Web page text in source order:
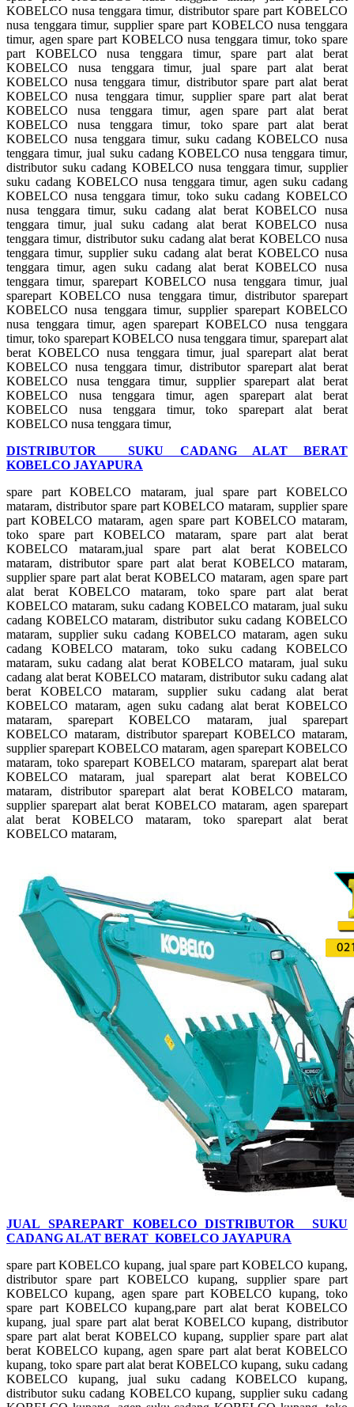
KOBELCO nusa tenggara timur, distributor spare part KOBELCO
nusa tenggara timur, supplier spare part KOBELCO nusa tenggara
timur, agen spare part KOBELCO nusa tenggara timur, toko spare
part KOBELCO nusa tenggara timur, spare part alat berat
KOBELCO nusa tenggara timur, jual spare part alat berat
KOBELCO nusa tenggara timur, distributor spare part alat berat
KOBELCO nusa tenggara timur, supplier spare part alat berat
KOBELCO nusa tenggara timur, agen spare part alat berat
KOBELCO nusa tenggara timur, toko spare part alat berat
KOBELCO nusa tenggara timur, suku cadang KOBELCO nusa
tenggara timur, jual suku cadang KOBELCO nusa tenggara timur,
distributor suku cadang KOBELCO nusa tenggara timur, supplier
suku cadang KOBELCO nusa tenggara timur, agen suku cadang
KOBELCO nusa tenggara timur, toko suku cadang KOBELCO
nusa tenggara timur, suku cadang alat berat KOBELCO nusa
tenggara timur, jual suku cadang alat berat KOBELCO nusa
tenggara timur, distributor suku cadang alat berat KOBELCO nusa
tenggara timur, supplier suku cadang alat berat KOBELCO nusa
tenggara timur, agen suku cadang alat berat KOBELCO nusa
tenggara timur, sparepart KOBELCO nusa tenggara timur, jual
sparepart KOBELCO nusa tenggara timur, distributor sparepart
KOBELCO nusa tenggara timur, supplier sparepart KOBELCO
nusa tenggara timur, agen sparepart KOBELCO nusa tenggara
timur, toko sparepart KOBELCO nusa tenggara timur, sparepart alat
berat KOBELCO nusa tenggara timur, jual sparepart alat berat
KOBELCO nusa tenggara timur, distributor sparepart alat berat
KOBELCO nusa tenggara timur, supplier sparepart alat berat
KOBELCO nusa tenggara timur, agen sparepart alat berat
KOBELCO nusa tenggara timur, toko sparepart alat berat
KOBELCO nusa tenggara timur,
DISTRIBUTOR SUKU CADANG ALAT BERAT
KOBELCO JAYAPURA
spare part KOBELCO mataram, jual spare part KOBELCO
mataram, distributor spare part KOBELCO mataram, supplier spare
part KOBELCO mataram, agen spare part KOBELCO mataram,
toko spare part KOBELCO mataram, spare part alat berat
KOBELCO mataram,jual spare part alat berat KOBELCO
mataram, distributor spare part alat berat KOBELCO mataram,
supplier spare part alat berat KOBELCO mataram, agen spare part
alat berat KOBELCO mataram, toko spare part alat berat
KOBELCO mataram, suku cadang KOBELCO mataram, jual suku
cadang KOBELCO mataram, distributor suku cadang KOBELCO
mataram, supplier suku cadang KOBELCO mataram, agen suku
cadang KOBELCO mataram, toko suku cadang KOBELCO
mataram, suku cadang alat berat KOBELCO mataram, jual suku
cadang alat berat KOBELCO mataram, distributor suku cadang alat
berat KOBELCO mataram, supplier suku cadang alat berat
KOBELCO mataram, agen suku cadang alat berat KOBELCO
mataram, sparepart KOBELCO mataram, jual sparepart
KOBELCO mataram, distributor sparepart KOBELCO mataram,
supplier sparepart KOBELCO mataram, agen sparepart KOBELCO
mataram, toko sparepart KOBELCO mataram, sparepart alat berat
KOBELCO mataram, jual sparepart alat berat KOBELCO
mataram, distributor sparepart alat berat KOBELCO mataram,
supplier sparepart alat berat KOBELCO mataram, agen sparepart
alat berat KOBELCO mataram, toko sparepart alat berat
KOBELCO mataram,
JUAL SPAREPART KOBELCO DISTRIBUTOR SUKU
CADANG ALAT BERAT KOBELCO JAYAPURA
spare part KOBELCO kupang, jual spare part KOBELCO kupang,
distributor spare part KOBELCO kupang, supplier spare part
KOBELCO kupang, agen spare part KOBELCO kupang, toko
spare part KOBELCO kupang,pare part alat berat KOBELCO
kupang, jual spare part alat berat KOBELCO kupang, distributor
spare part alat berat KOBELCO kupang, supplier spare part alat
berat KOBELCO kupang, agen spare part alat berat KOBELCO
kupang, toko spare part alat berat KOBELCO kupang, suku cadang
KOBELCO kupang, jual suku cadang KOBELCO kupang,
distributor suku cadang KOBELCO kupang, supplier suku cadang